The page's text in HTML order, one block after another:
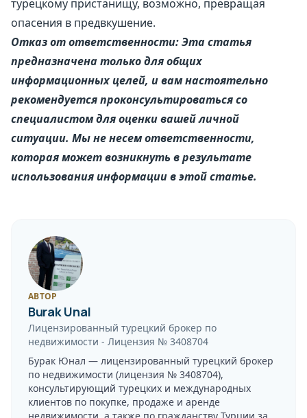
турецкому пристанищу, возможно, превращая
опасения в предвкушение.
Отказ от ответственности: Эта статья
предназначена только для общих
информационных целей, и вам настоятельно
рекомендуется проконсультироваться со
специалистом для оценки вашей личной
ситуации. Мы не несем ответственности,
которая может возникнуть в результате
использования информации в этой статье.
АВТОР
Burak Unal
Лицензированный турецкий брокер по
недвижимости - Лицензия № 3408704
Бурак Юнал — лицензированный турецкий брокер
по недвижимости (лицензия № 3408704),
консультирующий турецких и международных
клиентов по покупке, продаже и аренде